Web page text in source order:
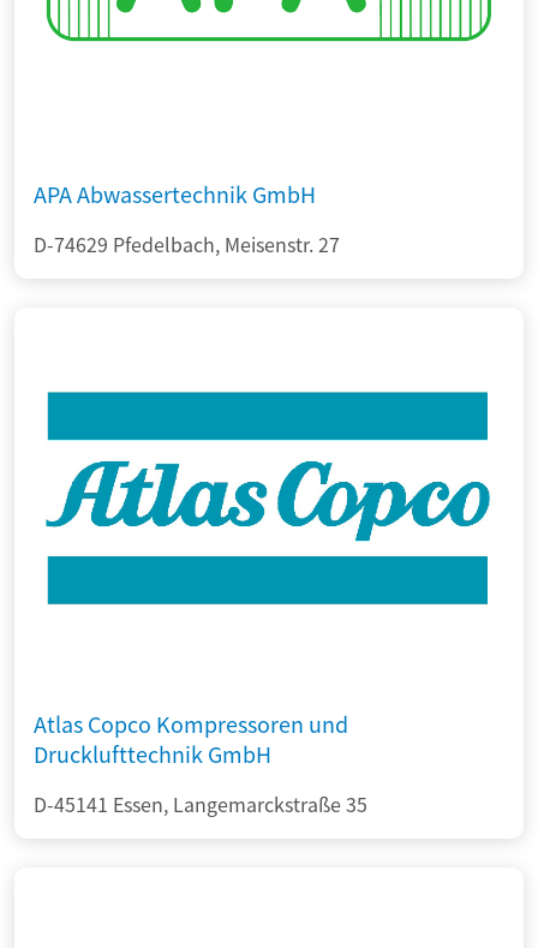
APA Abwassertechnik GmbH
D-74629 Pfedelbach, Meisenstr. 27
Atlas Copco Kompressoren und
Drucklufttechnik GmbH
D-45141 Essen, Langemarckstraße 35